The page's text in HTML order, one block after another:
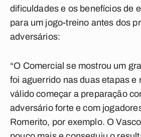
dificuldades e os benefícios de
para um jogo-treino antes dos
adversários:
“O Comercial se mostrou um
foi aguerrido nas duas etapas e
válido começar a preparação
adversário forte e com
Romerito, por exemplo. O